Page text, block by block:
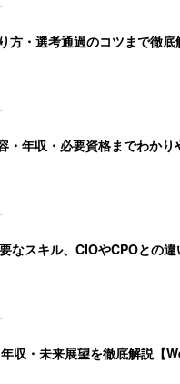
方・選考通過のコツまで徹
・年収・必要資格までわかり
なスキル、CIOやCPOとの
収・未来展望を徹底解説【